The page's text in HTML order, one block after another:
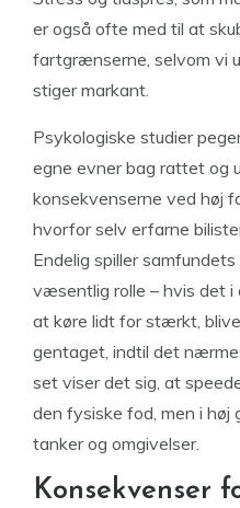
er også ofte med til at
fartgrænserne, selvom vi
stiger markant.
Psykologiske studier
egne evner bag rattet og
konsekvenserne ved høj
hvorfor selv erfarne
Endelig spiller
væsentlig rolle – hvis det i
at køre lidt for stærkt,
gentaget, indtil det
set viser det sig, at
den fysiske fod, men i høj
tanker og omgivelser.
Konsekvenser